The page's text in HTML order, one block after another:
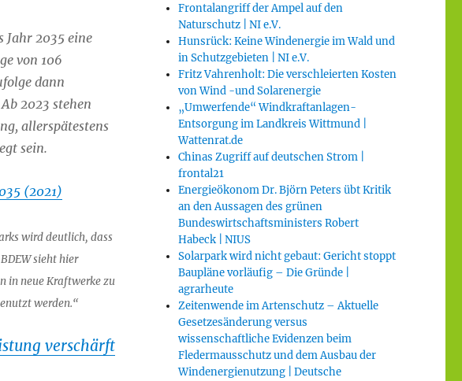
2035 eine
von 106
dann
2023 stehen
allerspätestens
sein.
(2021)
wird deutlich, dass
sieht hier
in neue Kraftwerke zu
werden.“
verschärft
Frontalangriff der Ampel auf den
Naturschutz | NI e.V.
Hunsrück: Keine Windenergie im Wald und
in Schutzgebieten | NI e.V.
Fritz Vahrenholt: Die verschleierten Kosten
von Wind -und Solarenergie
„Umwerfende“ Windkraftanlagen-
Entsorgung im Landkreis Wittmund |
Wattenrat.de
Chinas Zugriff auf deutschen Strom |
frontal21
Energieökonom Dr. Björn Peters übt Kritik
an den Aussagen des grünen
Bundeswirtschaftsministers Robert
Habeck | NIUS
Solarpark wird nicht gebaut: Gericht stoppt
Baupläne vorläufig – Die Gründe |
agrarheute
Zeitenwende im Artenschutz – Aktuelle
Gesetzesänderung versus
wissenschaftliche Evidenzen beim
Fledermausschutz und dem Ausbau der
Windenergienutzung | Deutsche